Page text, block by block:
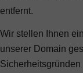
entfernt.
Wir stellen Ihnen
unserer Domain